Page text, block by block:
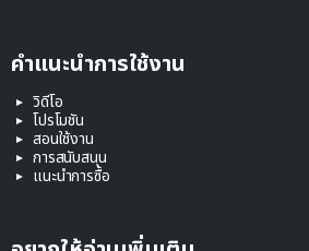
คำแนะนำการใช้งาน
วิดีโอ
โปรโมชัน
สอนใช้งาน
การสนับสนุน
แนะนำการซื้อ